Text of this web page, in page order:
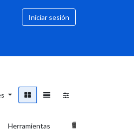
Iniciar sesión
Herramientas